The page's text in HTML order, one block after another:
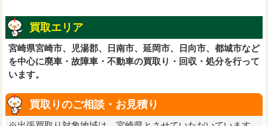
買取エリア
宮崎県宮崎市、児湯郡、日南市、延岡市、日向市、都城市など
を中心に廃車・故障車・不動車の買取り・回収・処分を行って
います。
買取りのご相談・お見積り